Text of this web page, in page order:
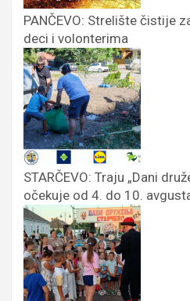
PANČEVO: Strelište čistije
deci i volonterima
STARČEVO: Traju „Dani
očekuje od 4. do 10.